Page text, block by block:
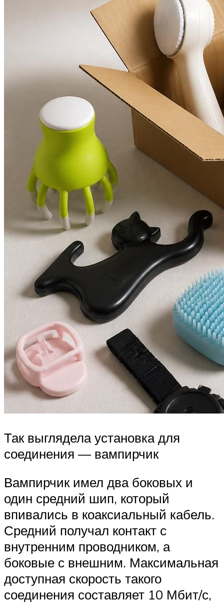
Так выглядела установка для
соединения — вампирчик
Вампирчик имел два боковых и
один средний шип, который
впивались в коаксиальный кабель.
Средний получал контакт с
внутренним проводником, а
боковые с внешним. Максимальная
доступная скорость такого
соединения составляет 10 Мбит/с,